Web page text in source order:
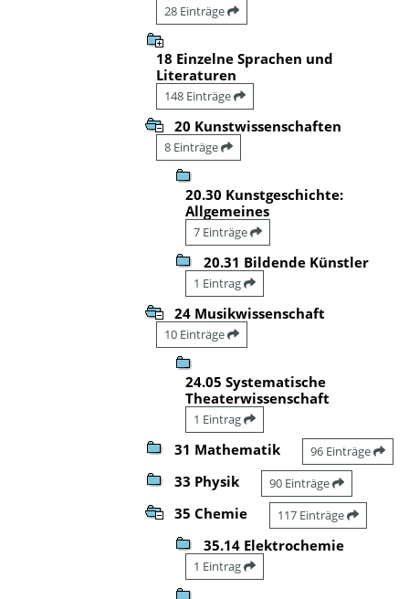
28 Einträge
18 Einzelne Sprachen und
Literaturen
148 Einträge
20 Kunstwissenschaften
8 Einträge
20.30 Kunstgeschichte:
Allgemeines
7 Einträge
20.31 Bildende Künstler
1 Eintrag
24 Musikwissenschaft
10 Einträge
24.05 Systematische
Theaterwissenschaft
1 Eintrag
31 Mathematik 96 Einträge
33 Physik 90 Einträge
35 Chemie 117 Einträge
35.14 Elektrochemie
1 Eintrag